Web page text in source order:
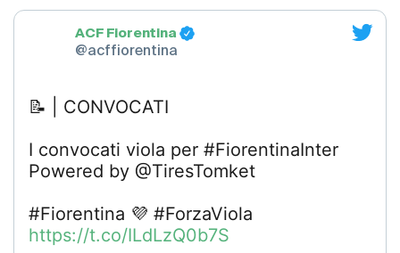
ACF Fiorentina
@acffiorentina
📝 | CONVOCATI
I convocati viola per #FiorentinaInter
Powered by @TiresTomket
#Fiorentina 💜 #ForzaViola
https://t.co/ILdLzQ0b7S